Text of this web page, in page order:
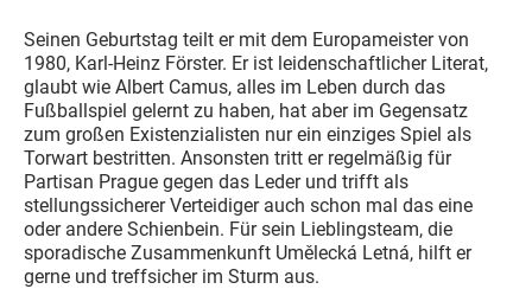
Seinen Geburtstag teilt er mit dem Europameister von
1980, Karl-Heinz Förster. Er ist leidenschaftlicher Literat,
glaubt wie Albert Camus, alles im Leben durch das
Fußballspiel gelernt zu haben, hat aber im Gegensatz
zum großen Existenzialisten nur ein einziges Spiel als
Torwart bestritten. Ansonsten tritt er regelmäßig für
Partisan Prague gegen das Leder und trifft als
stellungssicherer Verteidiger auch schon mal das eine
oder andere Schienbein. Für sein Lieblingsteam, die
sporadische Zusammenkunft Umělecká Letná, hilft er
gerne und treffsicher im Sturm aus.